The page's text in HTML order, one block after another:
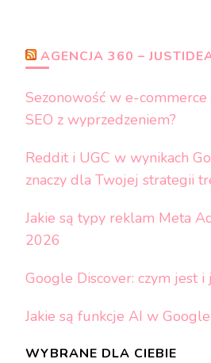
AGENCJA 360 –
Sezonowość w e-
SEO z wyprzedzeniem?
Reddit i UGC w wynikach
znaczy dla Twojej strategii
Jakie są typy reklam Meta
2026
Google Discover: czym jest i
Jakie są funkcje AI w
WYBRANE DLA CIEBIE